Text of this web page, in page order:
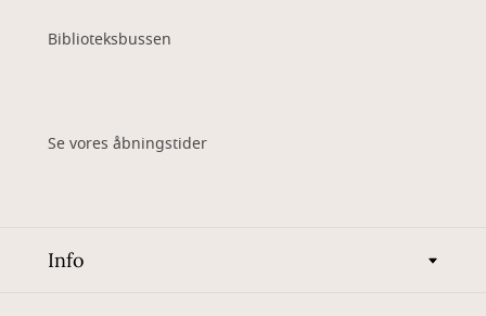
Biblioteksbussen
Se vores åbningstider
Info